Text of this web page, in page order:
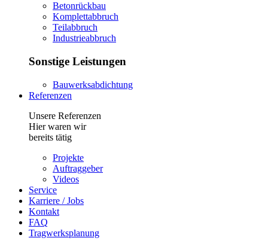
Betonrückbau
Komplettabbruch
Teilabbruch
Industrieabbruch
Sonstige Leistungen
Bauwerksabdichtung
Referenzen
Unsere Referenzen
Hier waren wir
bereits tätig
Projekte
Auftraggeber
Videos
Service
Karriere / Jobs
Kontakt
FAQ
Tragwerksplanung